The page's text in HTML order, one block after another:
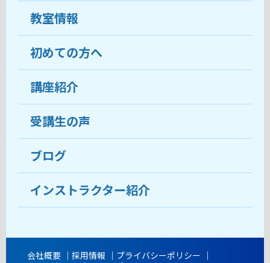
教室情報
教室について
受講生の声
おすすめ・人気の講座
目的から講座を探す
教室ブログ
初めての方へ
ココがおすすめ
料金
受講までの流れ
よくあるご質問
講座紹介
受講生の声
ブログ
インストラクター紹介
会社概要 採用情報
プライバシーポリシー